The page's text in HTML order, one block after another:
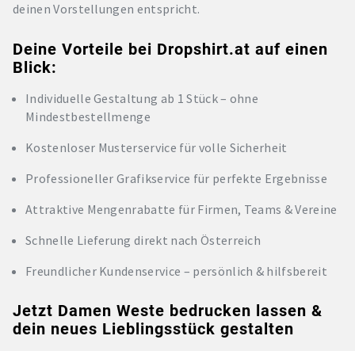
deinen Vorstellungen entspricht.
Deine Vorteile bei Dropshirt.at auf einen
Blick:
Individuelle Gestaltung ab 1 Stück – ohne
Mindestbestellmenge
Kostenloser Musterservice für volle Sicherheit
Professioneller Grafikservice für perfekte Ergebnisse
Attraktive Mengenrabatte für Firmen, Teams & Vereine
Schnelle Lieferung direkt nach Österreich
Freundlicher Kundenservice – persönlich & hilfsbereit
Jetzt Damen Weste bedrucken lassen &
dein neues Lieblingsstück gestalten